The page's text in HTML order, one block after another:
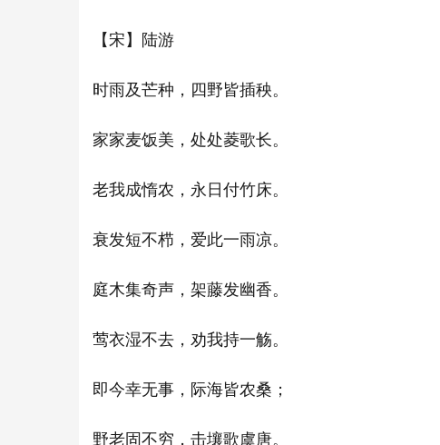
【宋】陆游
时雨及芒种，四野皆插秧。
家家麦饭美，处处菱歌长。
老我成惰农，永日付竹床。
衰发短不栉，爱此一雨凉。
庭木集奇声，架藤发幽香。
莺衣湿不去，劝我持一觞。
即今幸无事，际海皆农桑；
野老固不穷，击壤歌虞唐。